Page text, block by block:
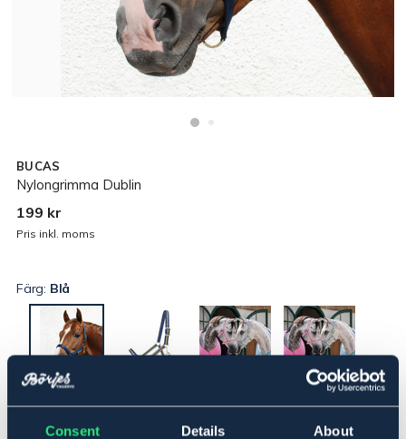
Consent Details About
BUCAS
Nylongrimma Dublin
199 kr
Pris inkl. moms
Färg: Blå